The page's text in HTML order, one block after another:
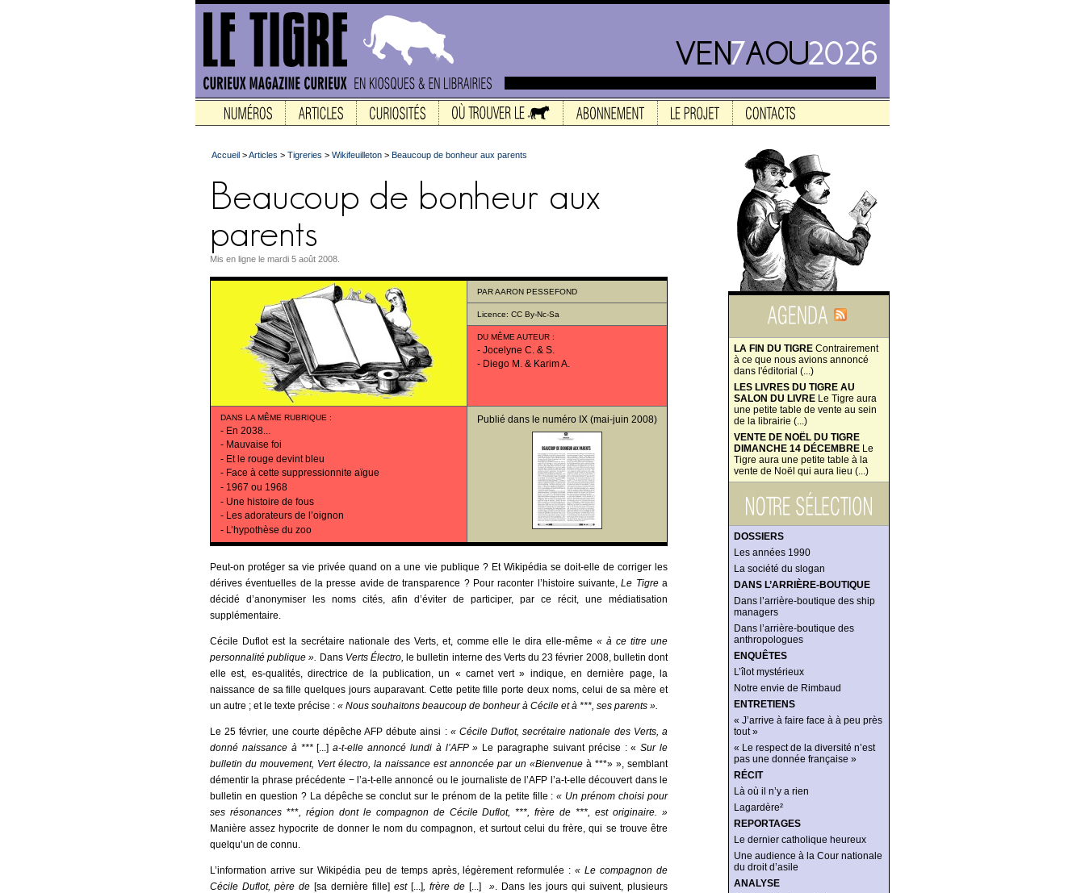
LA FIN DU TIGRE Contrairement
à ce que nous avions annoncé
dans l'éditorial (...)
LES LIVRES DU TIGRE AU
SALON DU LIVRE Le Tigre aura
une petite table de vente au sein
de la librairie (...)
VENTE DE NOËL DU TIGRE
DIMANCHE 14 DÉCEMBRE Le
Tigre aura une petite table à la
vente de Noël qui aura lieu (...)
DOSSIERS
Les années 1990
La société du slogan
DANS L’ARRIÈRE-BOUTIQUE
Dans l’arrière-boutique des ship
managers
Dans l’arrière-boutique des
anthropologues
ENQUÊTES
L’îlot mystérieux
Notre envie de Rimbaud
ENTRETIENS
« J’arrive à faire face à à peu près
tout »
« Le respect de la diversité n’est
pas une donnée française »
RÉCIT
Là où il n’y a rien
Lagardère²
REPORTAGES
Le dernier catholique heureux
Une audience à la Cour nationale
du droit d’asile
ANALYSE
Accueil >Articles > Tigreries > Wikifeuilleton > Beaucoup de bonheur aux parents
Mis en ligne le mardi 5 août 2008.
PARAARON PESSEFOND
Licence: CC By-Nc-Sa
DU MÊME AUTEUR :
- Jocelyne C. & S.
- Diego M. & Karim A.
DANS LA MÊME RUBRIQUE :
- En 2038...
- Mauvaise foi
- Et le rouge devint bleu
- Face à cette suppressionnite aïgue
- 1967 ou 1968
- Une histoire de fous
- Les adorateurs de l’oignon
- L’hypothèse du zoo
Publié dans le numéro IX (mai-juin 2008)
Peut-on protéger sa vie privée quand on a une vie publique ? Et Wikipédia se doit-elle de corriger les
dérives éventuelles de la presse avide de transparence ? Pour raconter l’histoire suivante,Le Tigrea
décidé d’anonymiser les noms cités, afin d’éviter de participer, par ce récit, une médiatisation
supplémentaire.
Cécile Duflot est la secrétaire nationale des Verts, et, comme elle le dira elle-même« à ce titre une
personnalité publique ». Dans Verts Électro, le bulletin interne des Verts du 23 février 2008, bulletin dont
elle est, es-qualités, directrice de la publication, un « carnet vert » indique, en dernière page, la
naissance de sa fille quelques jours auparavant. Cette petite fille porte deux noms, celui de sa mère et
un autre ; et le texte précise : « Nous souhaitons beaucoup de bonheur à Cécile et à ***, ses parents ».
Le 25 février, une courte dépêche AFP débute ainsi : « Cécile Duflot, secrétaire nationale des Verts, a
donné naissance à *** [...]a-t-elle annoncé lundi à l’AFP » Le paragraphe suivant précise : «Sur le
bulletin du mouvement, Vert électro, la naissance est annoncée par un «Bienvenue à ***» », semblant
démentir la phrase précédente − l’a-t-elle annoncé ou le journaliste de l’AFP l’a-t-elle découvert dans le
bulletin en question ? La dépêche se conclut sur le prénom de la petite fille :« Un prénom choisi pour
ses résonances ***, région dont le compagnon de Cécile Duflot, ***, frère de ***, est originaire. »
Manière assez hypocrite de donner le nom du compagnon, et surtout celui du frère, qui se trouve être
quelqu’un de connu.
L’information arrive sur Wikipédia peu de temps après, légèrement reformulée :« Le compagnon de
Cécile Duflot, père de [sa dernière fille] est [...], frère de [...] ». Dans les jours qui suivent, plusieurs